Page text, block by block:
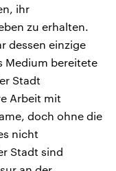
ihr
zu erhalten.
dessen einzige
Medium bereitete
Stadt
Arbeit mit
doch ohne die
nicht
Stadt sind